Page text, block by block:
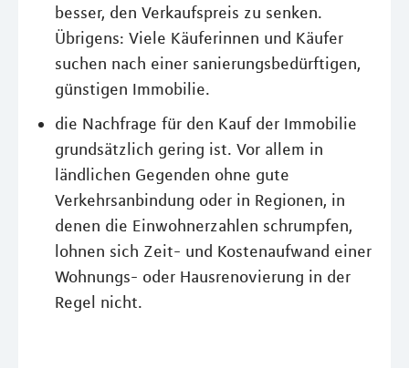
besser, den Verkaufspreis zu senken.
Übrigens: Viele Käuferinnen und Käufer
suchen nach einer sanierungsbedürftigen,
günstigen Immobilie.
die Nachfrage für den Kauf der Immobilie
grundsätzlich gering ist. Vor allem in
ländlichen Gegenden ohne gute
Verkehrsanbindung oder in Regionen, in
denen die Einwohnerzahlen schrumpfen,
lohnen sich Zeit- und Kostenaufwand einer
Wohnungs- oder Hausrenovierung in der
Regel nicht.